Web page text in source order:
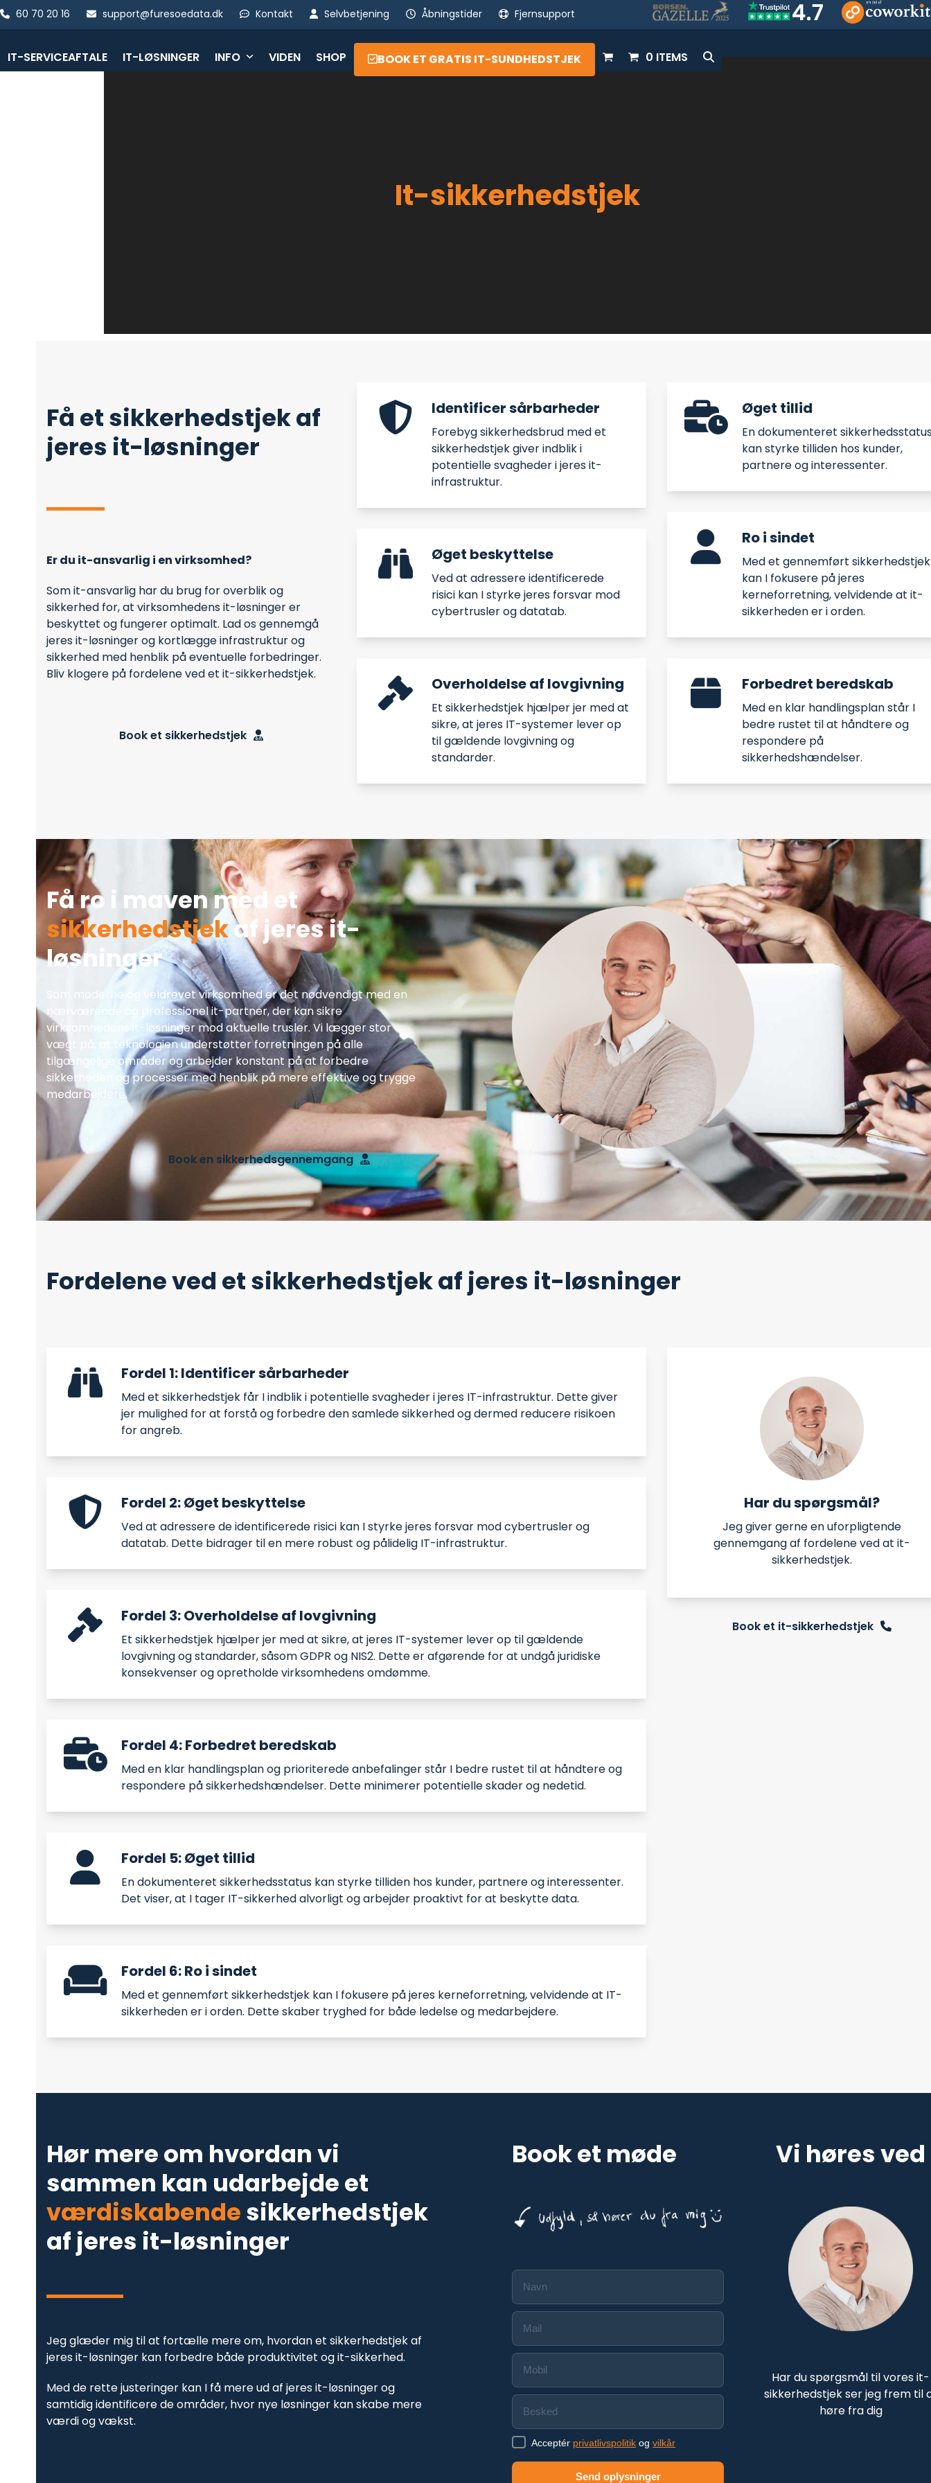
Skip
to
60 70 20 16 support@furesoedata.dk Kontakt Selvbetjening Åbningstider Fjernsupport
IT-SERVICEAFTALE IT-LØSNINGER INFO VIDEN SHOP BOOK ET GRATIS IT-SUNDHEDSTJEK 0 ITEMS
It-sikkerhedstjek
Få et sikkerhedstjek af
jeres it-løsninger
Er du it-ansvarlig i en virksomhed?
Som it-ansvarlig har du brug for overblik og
sikkerhed for, at virksomhedens it-løsninger er
beskyttet og fungerer optimalt. Lad os gennemgå
jeres it-løsninger og kortlægge infrastruktur og
sikkerhed med henblik på eventuelle forbedringer.
Bliv klogere på fordelene ved et it-sikkerhedstjek.​
Book et sikkerhedstjek
Identificer sårbarheder
Forebyg sikkerhedsbrud med et
sikkerhedstjek giver indblik i
potentielle svagheder i jeres it-
infrastruktur.
Øget beskyttelse
Ved at adressere identificerede
risici kan I styrke jeres forsvar mod
cybertrusler og datatab.​
Overholdelse af lovgivning
Et sikkerhedstjek hjælper jer med at
sikre, at jeres IT-systemer lever op
til gældende lovgivning og
standarder.​
Øget tillid
En dokumenteret
kan styrke tilliden hos kunder,
partnere og interessenter.​
Ro i sindet
Med et gennemført sikkerhedstjek
kan I fokusere på jeres
kerneforretning, velvidende at it-
sikkerheden er i orden.​
Forbedret beredskab
Med en klar handlingsplan står I
bedre rustet til at håndtere og
respondere på
sikkerhedshændelser.​
Få ro i maven med et
sikkerhedstjekaf jeres it-
løsninger
Som moderne og veldrevet virksomhed er det nødvendigt med en
nærværende og professionel it-partner, der kan sikre
virksomhedens it-løsninger mod aktuelle trusler. Vi lægger stor
vægt på, at teknologien understøtter forretningen på alle
tilgængelige områder og arbejder konstant på at forbedre
sikkerheden og processer med henblik på mere effektive og trygge
medarbejdere.​
Book en sikkerhedsgennemgang
Fordelene ved et sikkerhedstjek af jeres it-løsninger
Fordel 1: Identificer sårbarheder
Med et sikkerhedstjek får I indblik i potentielle svagheder i jeres IT-infrastruktur. Dette giver
jer mulighed for at forstå og forbedre den samlede sikkerhed og dermed reducere risikoen
for angreb.​
Fordel 2: Øget beskyttelse
Ved at adressere de identificerede risici kan I styrke jeres forsvar mod cybertrusler og
datatab. Dette bidrager til en mere robust og pålidelig IT-infrastruktur.​
Fordel 3: Overholdelse af lovgivning
Et sikkerhedstjek hjælper jer med at sikre, at jeres IT-systemer lever op til gældende
lovgivning og standarder, såsom GDPR og NIS2. Dette er afgørende for at undgå juridiske
konsekvenser og opretholde virksomhedens omdømme.​
Fordel 4: Forbedret beredskab
Med en klar handlingsplan og prioriterede anbefalinger står I bedre rustet til at håndtere og
respondere på sikkerhedshændelser. Dette minimerer potentielle skader og nedetid.​
Fordel 5: Øget tillid
En dokumenteret sikkerhedsstatus kan styrke tilliden hos kunder, partnere og interessenter.
Det viser, at I tager IT-sikkerhed alvorligt og arbejder proaktivt for at beskytte data.​
Fordel 6: Ro i sindet
Med et gennemført sikkerhedstjek kan I fokusere på jeres kerneforretning, velvidende at IT-
sikkerheden er i orden. Dette skaber tryghed for både ledelse og medarbejdere.​
Har du spørgsmål?
Jeg giver gerne en uforpligtende
gennemgang af fordelene ved at it-
sikkerhedstjek.
Book et it-sikkerhedstjek
Hør mere om hvordan vi
sammen kan udarbejde et
værdiskabendesikkerhedstjek
af jeres it-løsninger
Jeg glæder mig til at fortælle mere om, hvordan et sikkerhedstjek af
jeres it-løsninger kan forbedre både produktivitet og it-sikkerhed.​
Med de rette justeringer kan I få mere ud af jeres it-løsninger og
samtidig identificere de områder, hvor nye løsninger kan skabe mere
værdi og vækst.​
Book et møde
Acceptér privatlivspolitik ogvilkår
Send oplysninger
Vi høres ved
Har du spørgsmål til vores it-
sikkerhedstjek ser jeg frem til
høre fra dig